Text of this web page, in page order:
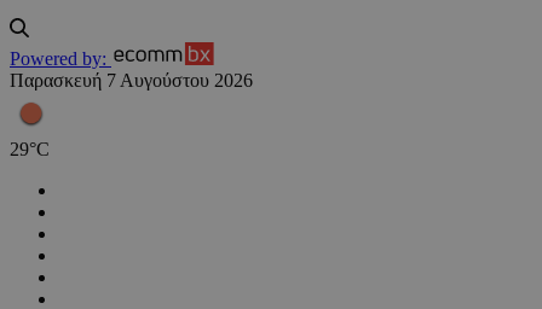
Powered by:
Παρασκευή 7 Αυγούστου 2026
29°C